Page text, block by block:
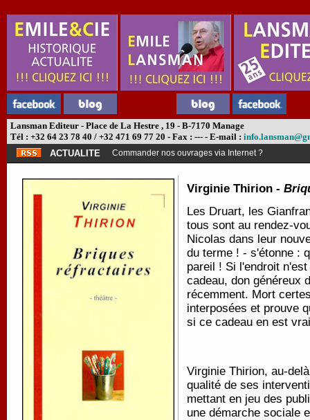
Lansman Editeur - Place de La Hestre , 19 - B-7170 Manage
Tél : +32 64 23 78 40 / +32 471 69 77 20 - Fax : --- - E-mail :
ACTUALITE
Commander nos ouvrages via Internet ?
Virginie Thirion -
Les Druart, les
tous sont au rendez-
Nicolas dans leur
du terme ! - s'étonne :
pareil ! Si l'endroit
cadeau, don généreux
récemment. Mort
interposées et prouve
si ce cadeau en est
Virginie Thirion, au-
qualité de ses
mettant en jeu des
une démarche sociale